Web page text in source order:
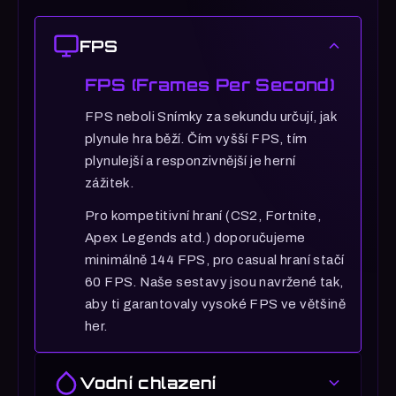
FPS
FPS (Frames Per Second)
FPS neboli Snímky za sekundu určují, jak
plynule hra běží. Čím vyšší FPS, tím
plynulejší a responzivnější je herní
zážitek.
Pro kompetitivní hraní (CS2, Fortnite,
Apex Legends atd.) doporučujeme
minimálně 144 FPS, pro casual hraní stačí
60 FPS. Naše sestavy jsou navržené tak,
aby ti garantovaly vysoké FPS ve většině
her.
Vodní chlazení